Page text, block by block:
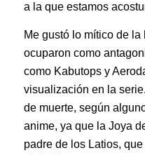
a la que estamos
Me gustó lo mítico de
ocuparon como
como Kabutops y
visualización en la
de muerte, según
anime, ya que la Joya
padre de los Latios,